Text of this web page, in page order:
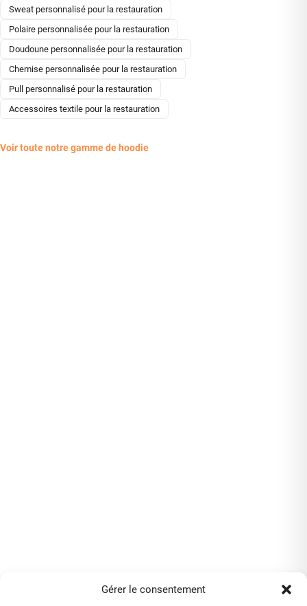
Gérer le consentement
Sweat personnalisé pour la restauration
Polaire personnalisée pour la restauration
Doudoune personnalisée pour la restauration
Chemise personnalisée pour la restauration
Pull personnalisé pour la restauration
Accessoires textile pour la restauration
Voir toute notre gamme de hoodie